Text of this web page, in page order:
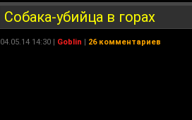
Собака-убийца в горах
04.05.14 14:30 | Goblin | 26 комментариев